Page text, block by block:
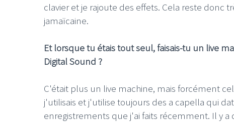
clavier et je rajoute des effets. Cela reste donc
jamaïcaine.
Et lorsque tu étais tout seul, faisais-tu un live
Digital Sound ?
C'était plus un live machine, mais forcément
j'utilisais et j'utilise toujours des a capella qui
enregistrements que j'ai faits récemment. Il y